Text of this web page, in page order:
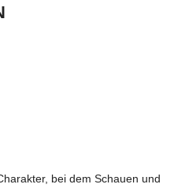
bei dem Schauen und